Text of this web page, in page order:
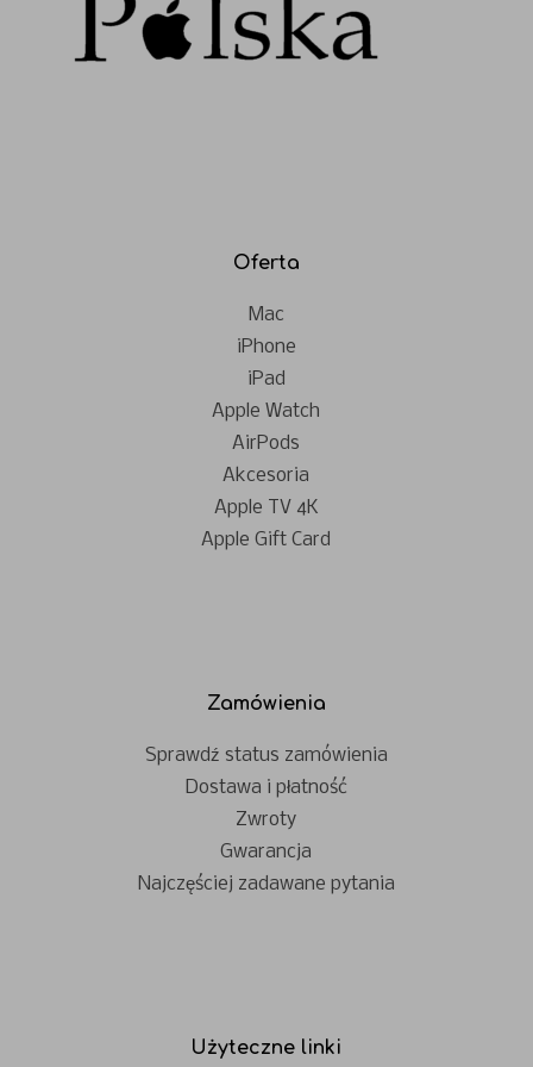
Oferta
Mac
iPhone
iPad
Apple Watch
AirPods
Akcesoria
Apple TV 4K
Apple Gift Card
Zamówienia
Sprawdź status zamówienia
Dostawa i płatność
Zwroty
Gwarancja
Najczęściej zadawane pytania
Użyteczne linki